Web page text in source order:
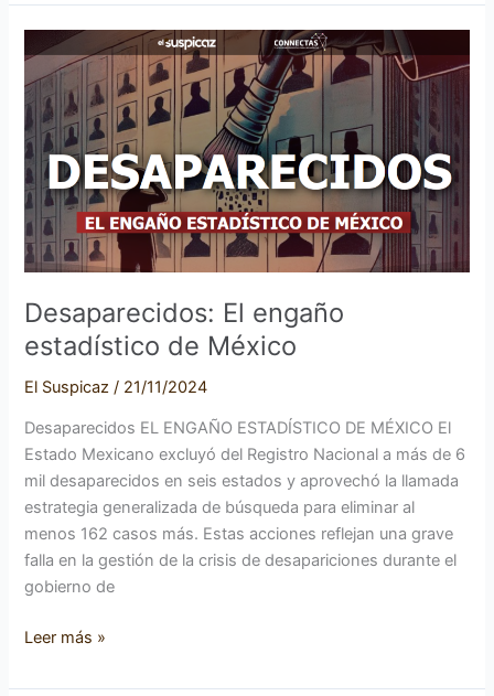
Desaparecidos: El engaño
estadístico de México
El Suspicaz/ 21/11/2024
Desaparecidos EL ENGAÑO ESTADÍSTICO DE MÉXICO El
Estado Mexicano excluyó del Registro Nacional a más de 6
mil desaparecidos en seis estados y aprovechó la llamada
estrategia generalizada de búsqueda para eliminar al
menos 162 casos más. Estas acciones reflejan una grave
falla en la gestión de la crisis de desapariciones durante el
gobierno de
Desaparecidos:
engaño
estadístico
de
México
Leer más »